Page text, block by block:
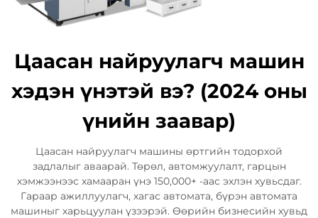
Холбоо Барих
Түгээмэл асуулт
Цаасан найруулагч машин
хэдэн үнэтэй вэ? (2024 оны
үнийн заавар)
Цаасан найруулагч машины өртгийн тодорхой
задлалыг аваарай. Төрөл, автомжуулалт, гарцын
хэмжээнээс хамааран үнэ 150,000+ -аас эхлэн хувьсдаг.
Гараар ажиллуулагч, хагас автомата, бүрэн автомата
машиныг харьцуулан үзээрэй. Өөрийн бизнесийн хувьд